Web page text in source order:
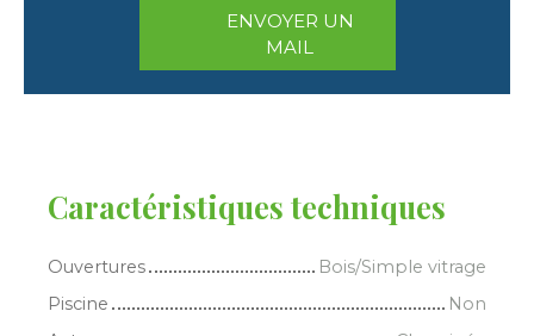
ENVOYER UN
MAIL
Caractéristiques techniques
Ouvertures
Bois/Simple vitrage
Piscine
Non